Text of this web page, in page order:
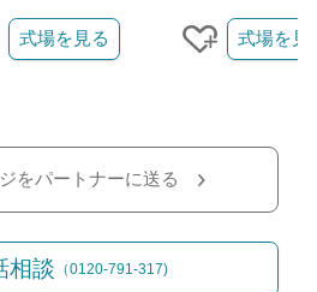
ップする
式場を見る
クリップす
式場を見
をパートナーに送る
相談 （0120-791-317)